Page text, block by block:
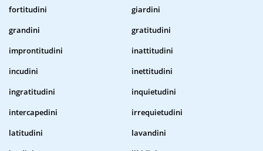
fortitudini
giardini
grandini
gratitudini
improntitudini
inattitudini
incudini
inettitudini
ingratitudini
inquietudini
intercapedini
irrequietudini
latitudini
lavandini